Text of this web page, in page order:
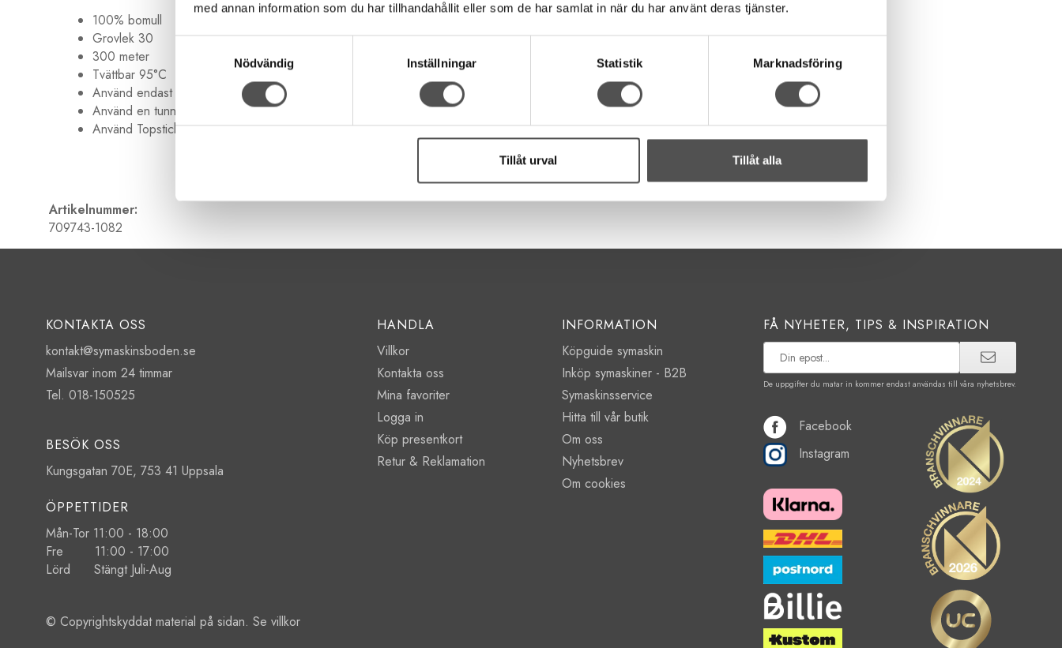
med annan information som du har tillhandahållit eller som de har samlat in när du har använt deras tjänster.
Nödvändig
Inställningar Statistik Marknadsföring
Tillåt urval Tillåt alla
100% bomull
Grovlek 30
300 meter
Tvättbar 95°C
Använd endast som övertråd
Använd en tunn undertråd
Använd Topstichnål Nr 90
Artikelnummer:
709743-1082
KONTAKTA OSS
kontakt@symaskinsboden.se
Mailsvar inom 24 timmar
Tel. 018-150525
BESÖK OSS
Kungsgatan 70E, 753 41 Uppsala
ÖPPETTIDER
Mån-Tor 11:00 - 18:00
Fre 11:00 - 17:00
Lörd Stängt Juli-Aug
© Copyrightskyddat material på sidan. Se villkor
HANDLA
Villkor
Kontakta oss
Mina favoriter
Logga in
Köp presentkort
Retur & Reklamation
INFORMATION
Köpguide symaskin
Inköp symaskiner - B2B
Symaskinsservice
Hitta till vår butik
Om oss
Nyhetsbrev
Om cookies
FÅ NYHETER, TIPS & INSPIRATION
De uppgifter du matar in kommer endast användas till våra nyhetsbrev.
Facebook
Instagram